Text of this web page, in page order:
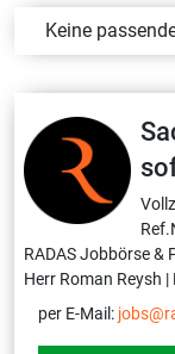
Keine
RADAS Jobbörse &
Herr Roman Reysh |
per E-Mail: